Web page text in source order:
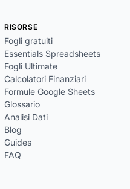
RISORSE
Fogli gratuiti
Essentials Spreadsheets
Fogli Ultimate
Calcolatori Finanziari
Formule Google Sheets
Glossario
Analisi Dati
Blog
Guides
FAQ